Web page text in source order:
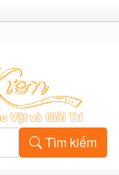
Tìm kiếm